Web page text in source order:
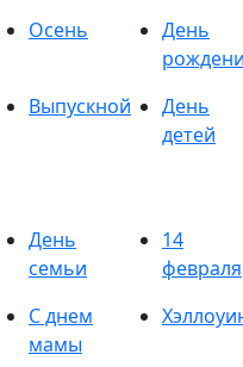
Осень
День
Выпускной
День
детей
День
семьи
14
февраля
С днем
мамы